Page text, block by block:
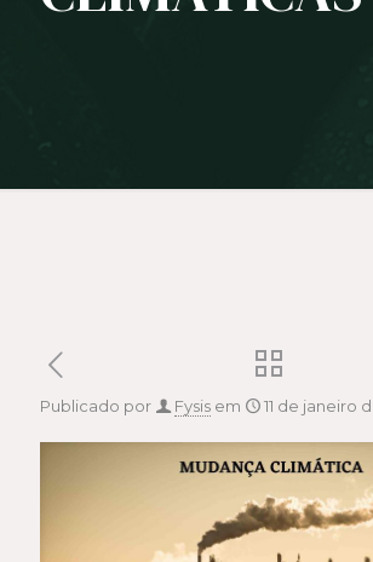
Publicado por Fysis em 11 de janeiro